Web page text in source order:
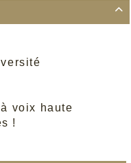

voix haute
!